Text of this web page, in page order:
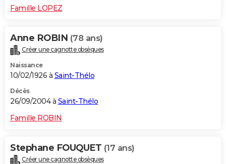
Famille LOPEZ
Anne ROBIN (78 ans)
Créer une cagnotte obsèques
Naissance
10/02/1926 à Saint-Thélo
Décès
26/09/2004 à Saint-Thélo
Famille ROBIN
Stephane FOUQUET (17 ans)
Créer une cagnotte obsèques